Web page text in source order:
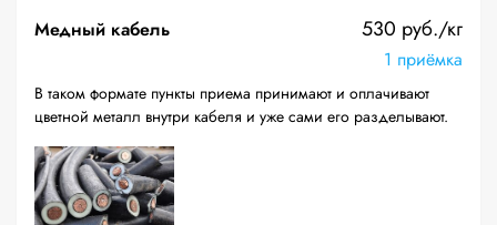
Медный кабель 530 руб./кг
1 приёмка
В таком формате пункты приема принимают и оплачивают
цветной металл внутри кабеля и уже сами его разделывают.